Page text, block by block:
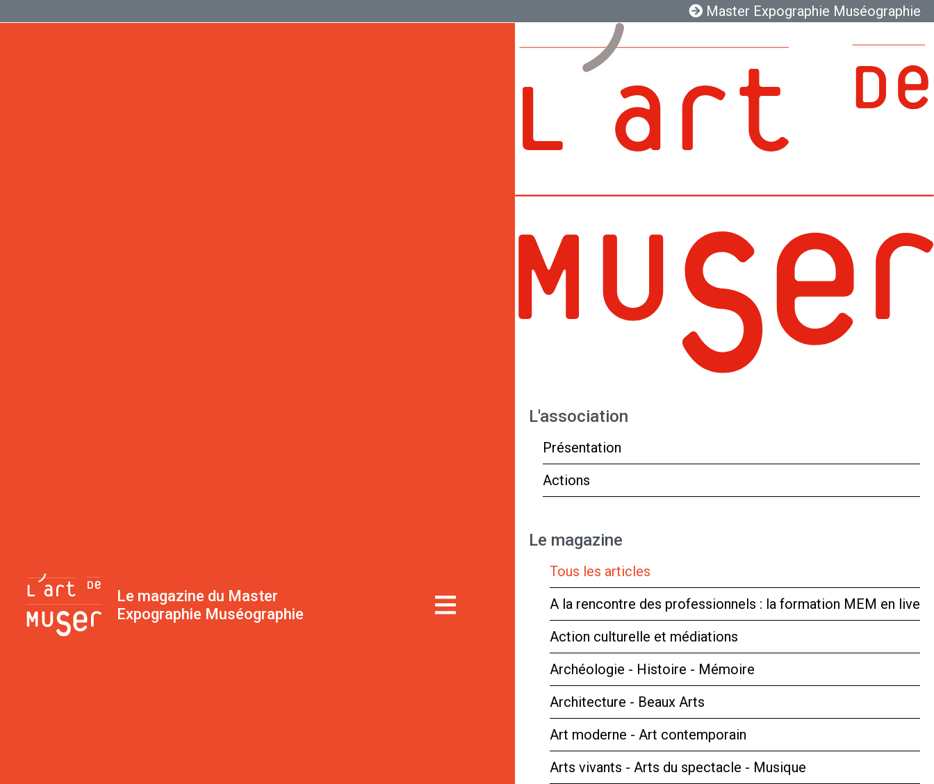
Master Expographie Muséographie
Le magazine du Master
Expographie Muséographie
L'association
Présentation
Actions
Le magazine
Tous les articles
A la rencontre des professionnels : la formation MEM en live
Action culturelle et médiations
Archéologie - Histoire - Mémoire
Architecture - Beaux Arts
Art moderne - Art contemporain
Arts vivants - Arts du spectacle - Musique